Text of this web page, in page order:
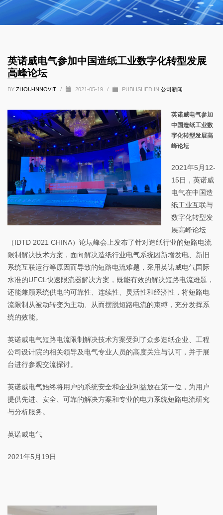
英诺威电气参加中国造纸工业数字化转型发展
高峰论坛
BY ZHOU-INNOVIT / 2021-05-19 / PUBLISHED IN 公司新闻
英诺威电气参加
中国造纸工业数
字化转型发展高
峰论坛
2021年5月12-
15日，英诺威
电气在中国造
纸工业互联与
数字化转型发
展高峰论坛
（IDTD 2021 CHINA）论坛峰会上发布了针对造纸行业的短路电流
限制解决技术方案，面向解决造纸行业电气系统因新增发电、新旧
系统互联运行等原因而导致的短路电流难题，采用英诺威电气国际
水准的UFCL快速限流器解决方案，既能有效的解决短路电流难题，
还能兼顾系统供电的可靠性、连续性、灵活性和经济性，将短路电
流限制从被动转变为主动、从而摆脱短路电流的束缚，充分发挥系
统的效能。
英诺威电气短路电流限制解决技术方案受到了众多造纸企业、工程
公司设计院的相关领导及电气专业人员的高度关注与认可，并于展
台进行参观交流探讨。
英诺威电气始终将用户的系统安全和企业利益放在第一位，为用户
提供先进、安全、可靠的解决方案和专业的电力系统短路电流研究
与分析服务。
英诺威电气
2021年5月19日